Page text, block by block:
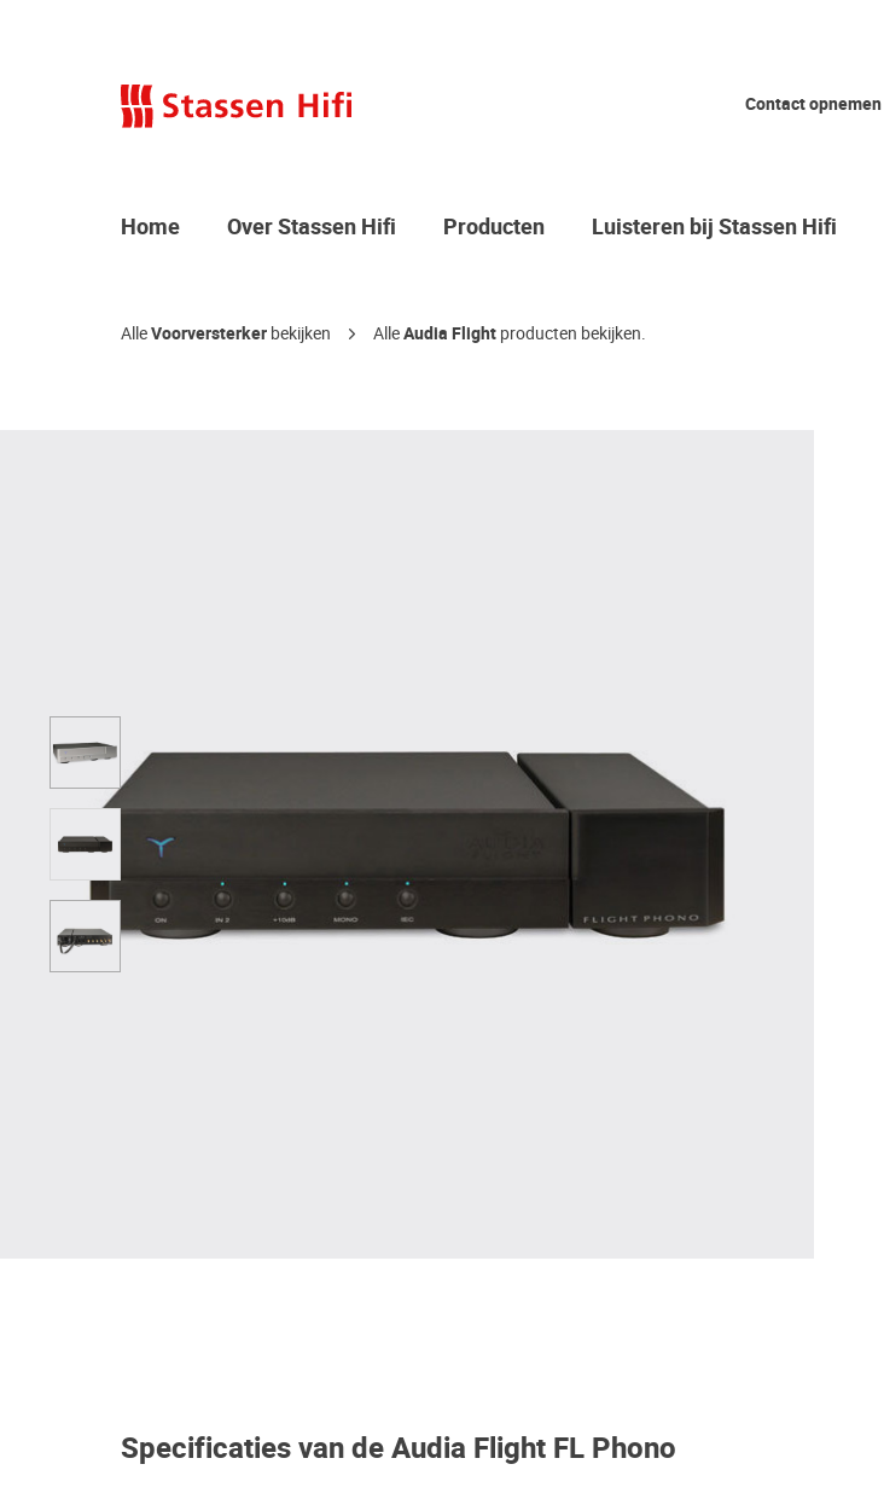
Contact opnemen
Home Over Stassen Hifi Producten Luisteren bij Stassen Hifi
AlleVoorversterker bekijken AlleAudia Flight producten bekijken.
Specificaties van de Audia Flight FL Phono